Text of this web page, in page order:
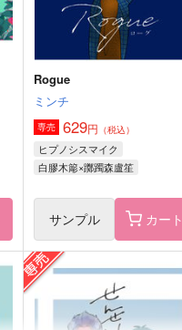
サンプル 作品詳細
些事の匙
Rogue
ミンチ
専売 629円 （税込）
ヒプノシスマイク
白膠木簓×躑躅森盧笙
サンプル カート